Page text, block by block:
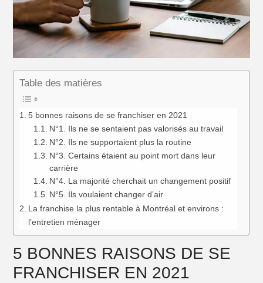
Table des matières
5 bonnes raisons de se franchiser en 2021
N°1. Ils ne se sentaient pas valorisés au travail
N°2. Ils ne supportaient plus la routine
N°3. Certains étaient au point mort dans leur
carrière
N°4. La majorité cherchait un changement positif
N°5. Ils voulaient changer d’air
La franchise la plus rentable à Montréal et environs :
l’entretien ménager
5 BONNES RAISONS DE SE
FRANCHISER EN 2021